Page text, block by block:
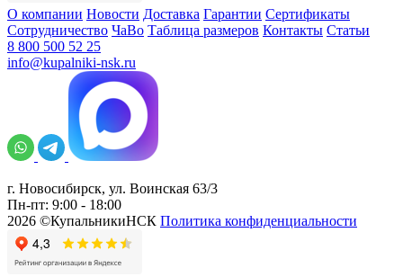
О компании Новости Доставка Гарантии Сертификаты
Сотрудничество ЧаВо Таблица размеров Контакты Статьи
8 800 500 52 25
info@kupalniki-nsk.ru
г. Новосибирск, ул. Воинская 63/3
Пн-пт: 9:00 - 18:00
2026 ©КупальникиНСК Политика конфиденциальности